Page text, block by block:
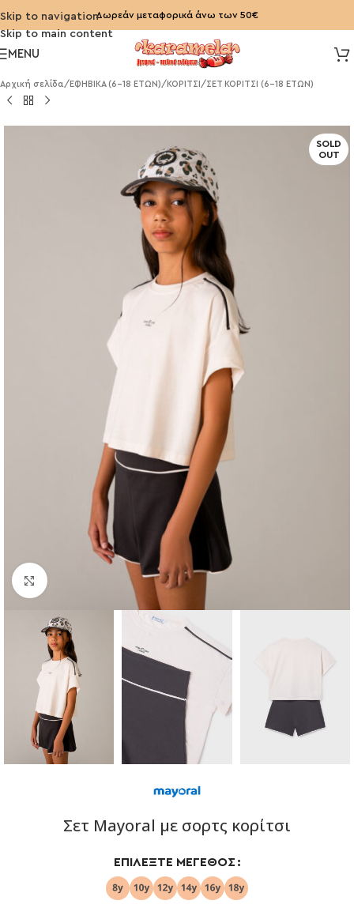
Skip to navigation
Skip to main content
Δωρεάν μεταφορικά άνω των 50€
MENU
Αρχική σελίδα/ ΕΦΗΒΙΚΑ (6-18 ΕΤΩΝ)/ ΚΟΡΙΤΣΙ /ΣΕΤ ΚΟΡΙΤΣΙ (6-18 ΕΤΩΝ)
SOLD
OUT
Click to enlarge
Σετ Mayoral με σορτς κορίτσι
ΕΠΙΛΈΞΤΕ ΜΈΓΕΘΟΣ